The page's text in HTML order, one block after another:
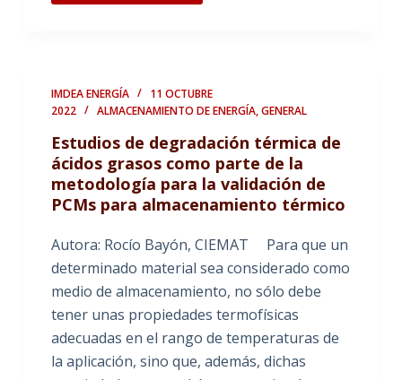
IMDEA ENERGÍA
11 OCTUBRE
2022
ALMACENAMIENTO DE ENERGÍA,GENERAL
Estudios de degradación térmica de
ácidos grasos como parte de la
metodología para la validación de
PCMs para almacenamiento térmico
Autora: Rocío Bayón, CIEMAT Para que un
determinado material sea considerado como
medio de almacenamiento, no sólo debe
tener unas propiedades termofísicas
adecuadas en el rango de temperaturas de
la aplicación, sino que, además, dichas